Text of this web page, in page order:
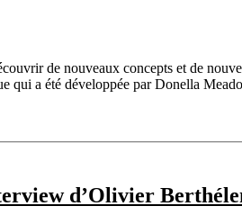
de nouveaux concepts et de
qui a été développée par Donella
d’Olivier